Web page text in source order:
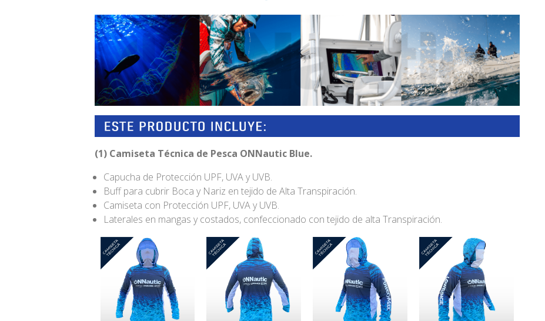
(1) Camiseta Técnica de Pesca ONNautic Blue.
Capucha de Protección UPF, UVA y UVB.
Buff para cubrir Boca y Nariz en tejido de Alta Transpiración.
Camiseta con Protección UPF, UVA y UVB.
Laterales en mangas y costados, confeccionado con tejido de alta Transpiración.